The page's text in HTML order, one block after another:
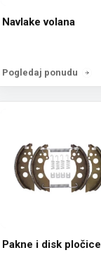
Navlake volana
Pogledaj ponudu
Pakne i disk pločice